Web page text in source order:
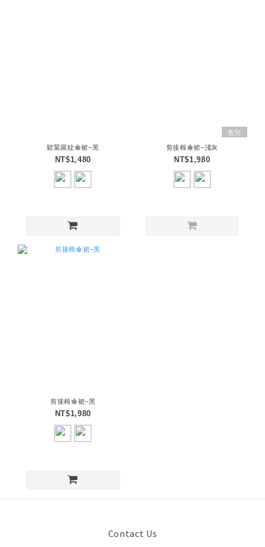
鬆緊羅紋傘裙–黑
NT$1,480
售完
剪接棉傘裙–淺灰
NT$1,980
剪接棉傘裙–黑
NT$1,980
Contact Us